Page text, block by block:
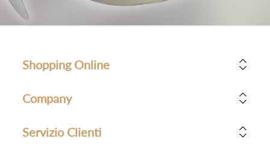
Shopping Online
Company
Servizio Clienti